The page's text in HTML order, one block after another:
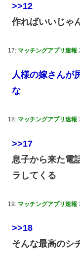
>>12
作ればいいじゃ
17: マッチングアプリ速報
人様の嫁さんが
な
18: マッチングアプリ速報
>>17
息子から来た電
ラしてくる
19: マッチングアプリ速報
>>18
そんな最高のシ